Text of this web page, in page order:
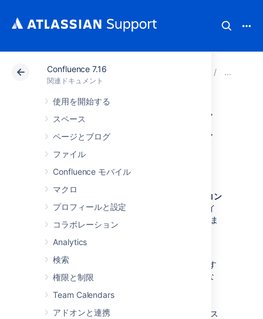
Confluence 7.16
関連ドキュメント
使用を開始する
スペース
ページとブログ
ファイル
Confluence モバイル
マクロ
プロフィールと設定
コラボレーション
Analytics
検索
権限と制限
Team Calendars
アドオンと連携
アトラシアン サポート
ユーザーのメール
アドレスの表示方
法
Confluence では、Confluence 管理者が
管理コン
ソールから設定できるメール アドレスのプライ
バシーに関する3つのオプションを提供していま
公開
マスク
： メール アドレスは公開されます
が、スパム ボットが取得しづらいような
サイト管理者にのみ表示
Confluence 管理者
のみがメール アドレス